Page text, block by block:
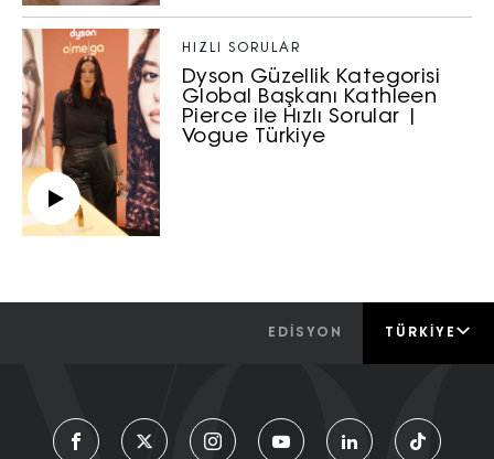
HIZLI SORULAR
Dyson Güzellik Kategorisi
Global Başkanı Kathleen
Pierce ile Hızlı Sorular |
Vogue Türkiye
EDİSYON TÜRKIYE